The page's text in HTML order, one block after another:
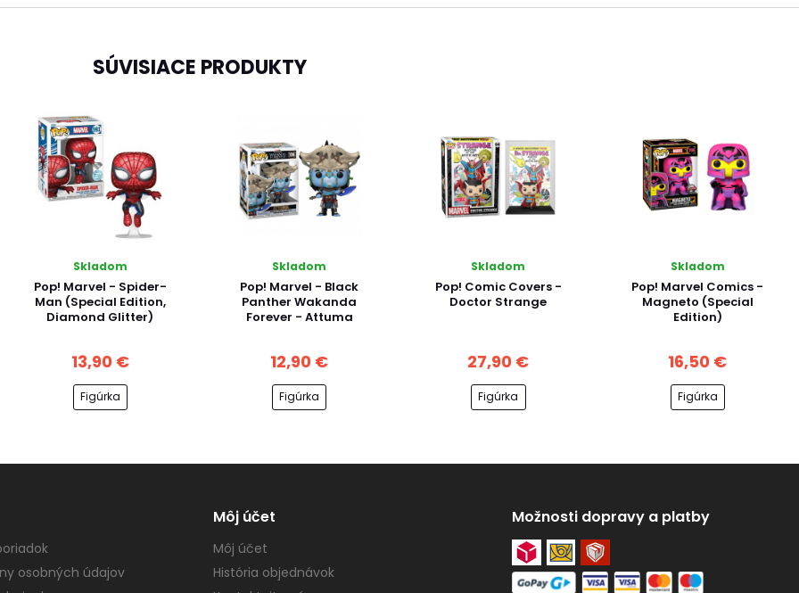
SÚVISIACE PRODUKTY
Skladom
Pop! Marvel - Spider-
Man (Special Edition,
Diamond Glitter)
13,90 €
Figúrka
Skladom
Pop! Marvel - Black
Panther Wakanda
Forever - Attuma
12,90 €
Figúrka
Skladom
Pop! Comic Covers -
Doctor Strange
27,90 €
Figúrka
Skladom
Pop! Marvel Comics -
Magneto (Special
Edition)
16,50 €
Figúrka
osobných údajov
Môj účet
Môj účet
História objednávok
Možnosti dopravy a platby